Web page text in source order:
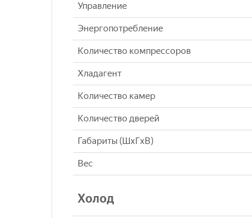
Управление
Энергопотребление
Количество компрессоров
Хладагент
Количество камер
Количество дверей
Габариты (ШxГxВ)
Вес
Холод